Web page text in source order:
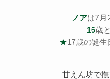
ノアは7月
16歳と
★17歳の誕生
甘えん坊で撫